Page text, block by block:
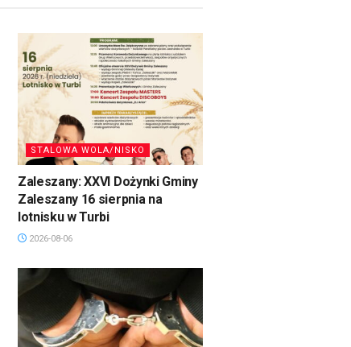
STALOWA WOLA/NISKO
Zaleszany: XXVI Dożynki Gminy
Zaleszany 16 sierpnia na
lotnisku w Turbi
2026-08-06